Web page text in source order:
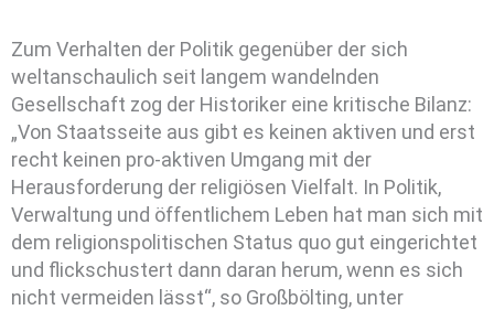
Zum Verhalten der Politik gegenüber der sich
weltanschaulich seit langem wandelnden
Gesellschaft zog der Historiker eine kritische Bilanz:
„Von Staatsseite aus gibt es keinen aktiven und erst
recht keinen pro-aktiven Umgang mit der
Herausforderung der religiösen Vielfalt. In Politik,
Verwaltung und öffentlichem Leben hat man sich mit
dem religionspolitischen Status quo gut eingerichtet
und flickschustert dann daran herum, wenn es sich
nicht vermeiden lässt“, so Großbölting, unter